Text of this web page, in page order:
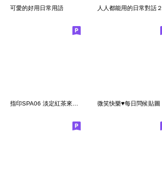
可愛的好用日常用語 人人都能用的日常對話２
指印SPA06 淡定紅茶來一杯 微笑快樂♥每日問候貼圖